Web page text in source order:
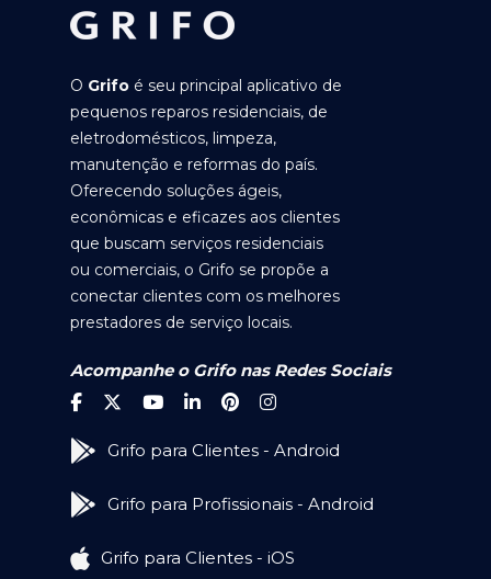
O Grifo é seu principal aplicativo de
pequenos reparos residenciais, de
eletrodomésticos, limpeza,
manutenção e reformas do país.
Oferecendo soluções ágeis,
econômicas e eficazes aos clientes
que buscam serviços residenciais
ou comerciais, o Grifo se propõe a
conectar clientes com os melhores
prestadores de serviço locais.
Acompanhe o Grifo nas Redes Sociais
Grifo para Clientes - Android
Grifo para Profissionais - Android
Grifo para Clientes - iOS